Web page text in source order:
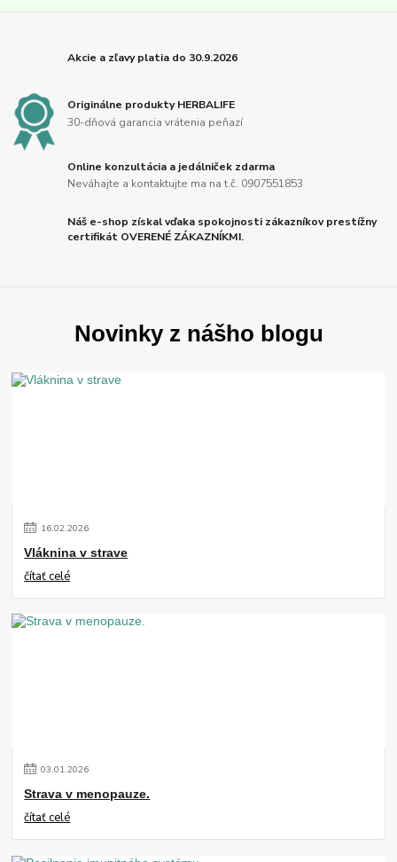
Akcie a zľavy platia do 30.9.2026
Originálne produkty HERBALIFE
30-dňová garancia vrátenia peňazí
Online konzultácia a jedálniček zdarma
Neváhajte a kontaktujte ma na t.č. 0907551853
Náš e-shop získal vďaka spokojnosti zákazníkov prestížny
certifikát OVERENÉ ZÁKAZNÍKMI.
Novinky z nášho blogu
16.02.2026
Vláknina v strave
čítať celé
03.01.2026
Strava v menopauze.
čítať celé